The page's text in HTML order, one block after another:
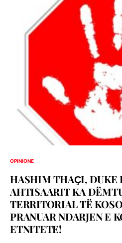
OPINIONE
HASHIM THAҪI, DUKE
AHTISAARIT KA
TERRITORIAL TË
PRANUAR NDARJEN E
ETNITETE!